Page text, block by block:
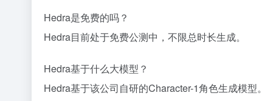
Hedra是免费的吗？
Hedra目前处于免费公测中，不限总时长生成。
Hedra基于什么大模型？
Hedra基于该公司自研的Character-1角色生成模型。